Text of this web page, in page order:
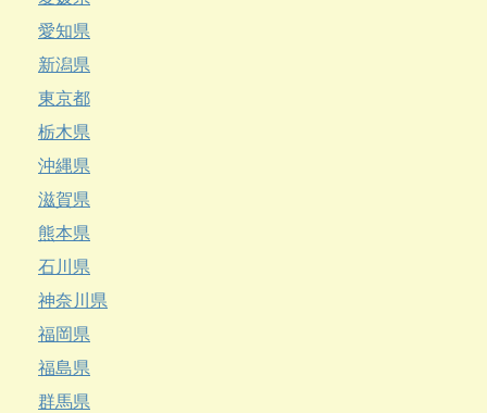
愛知県
新潟県
東京都
栃木県
沖縄県
滋賀県
熊本県
石川県
神奈川県
福岡県
福島県
群馬県